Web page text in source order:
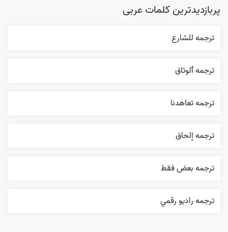
پربازدیدترین کلمات عربی
ترجمه للشارع
ترجمه ٱلوثاق
ترجمه تعاهدنا
ترجمه إلحاق
ترجمه بعض فقط
ترجمه راديو رقمي